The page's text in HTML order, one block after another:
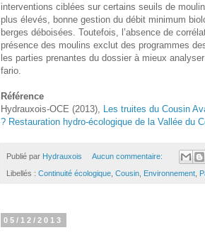
interventions ciblées sur certains seuils de
plus élevés, bonne gestion du débit minimum
berges déboisées. Toutefois, l’absence de
présence des moulins exclut des programmes
les parties prenantes du dossier à mieux
fario.
Référence
Hydrauxois-OCE (2013), Les truites du Cousin
? Restauration hydro-écologique de la Vallée du
Publié par Hydrauxois Aucun commentaire:
Libellés : Continuité écologique Cousin Environnement
05/12/2013